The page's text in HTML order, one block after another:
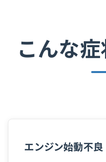
こんな
エンジン始動不良